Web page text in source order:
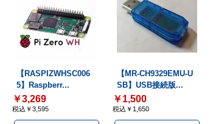
【RASPIZWHSC006
5】Raspberr...
￥3,269
税込￥3,595
【MR-CH9329EMU-U
SB】USB接続版...
￥1,500
税込￥1,650